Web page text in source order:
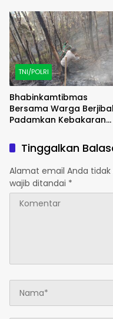
Pemuda Pancasila
TNI/POLRI
Bhabinkamtibmas
Bersama Warga
Padamkan Kebakaran
Pinus Latimojong
Tinggalkan
Alamat email Anda tidak
wajib ditandai *